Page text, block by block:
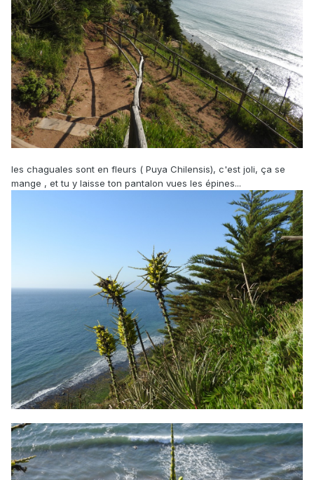
les chaguales sont en fleurs ( Puya Chilensis), c'est joli, ça se
mange , et tu y laisse ton pantalon vues les épines...